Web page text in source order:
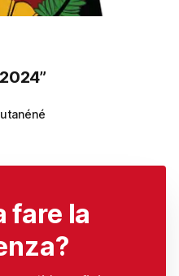
”
fare la